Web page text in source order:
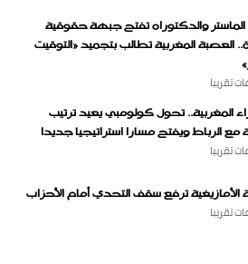
والدكتوراه تفتح جبهة حقوقية
العصبة المغربية تطالب بتجميد «التوقيت
المغربية.. تحول كولومبي يعيد ترتيب
مع الرباط ويفتح مسارا استراتيجيا جديدا
الأمازيغية ترفع سقف التحدي أمام الأحزاب